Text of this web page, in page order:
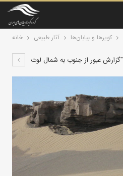
خانه آثار طبیعی کویرها و بیابان‌ها